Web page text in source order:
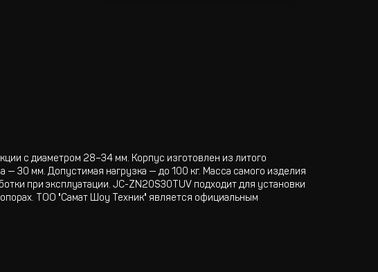
с диаметром 28–34 мм. Корпус изготовлен из литого
30 мм. Допустимая нагрузка — до 100 кг. Масса самого изделия
при эксплуатации. JC-ZN20S30TUV подходит для установки
ТОО "Самат Шоу Техник" является официальным